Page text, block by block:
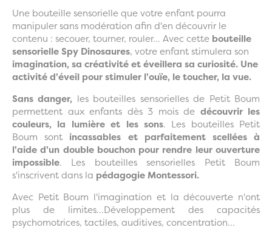
Une bouteille sensorielle que votre enfant pourra
manipuler sans modération afin d'en découvrir le
contenu : secouer, tourner, rouler... Avec cette bouteille
sensorielle Spy Dinosaures, votre enfant stimulera son
imagination, sa créativité et éveillera sa curiosité. Une
activité d'éveil pour stimuler l'ouïe, le toucher, la vue.
Sans danger, les bouteilles sensorielles de Petit Boum
permettent aux enfants dès 3 mois de découvrir les
couleurs, la lumière et les sons. Les bouteilles Petit
Boum sont incassables et parfaitement scellées à
l'aide d'un double bouchon pour rendre leur ouverture
impossible. Les bouteilles sensorielles Petit Boum
s'inscrivent dans la pédagogie Montessori.
Avec Petit Boum l'imagination et la découverte n'ont
plus de limites...Développement des capacités
psychomotrices, tactiles, auditives, concentration...